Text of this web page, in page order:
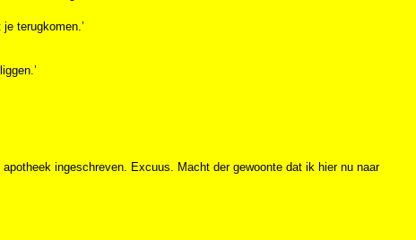
terugkomen.’
ingeschreven. Excuus. Macht der gewoonte dat ik hier nu naar